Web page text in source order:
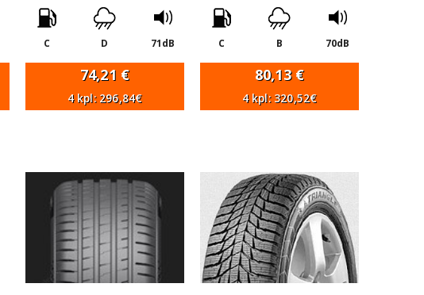
C D 71dB
74,21 €
4 kpl: 296,84€
C B 70dB
80,13 €
4 kpl: 320,52€